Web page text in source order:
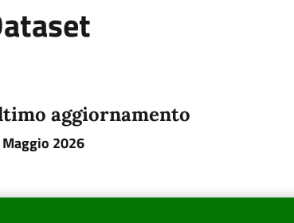
aggiornamento
2026